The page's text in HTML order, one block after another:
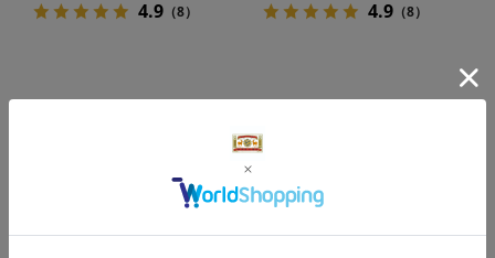
4.9（8） 4.9（8）